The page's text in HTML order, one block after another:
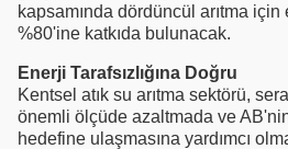
kapsamında dördüncül arıtma
%80'ine katkıda bulunacak.
Enerji Tarafsızlığına Doğru
Kentsel atık su arıtma sektörü,
önemli ölçüde azaltmada ve AB'nin
hedefine ulaşmasına yardımcı